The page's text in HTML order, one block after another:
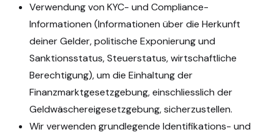
Verwendung von KYC- und Compliance-
Informationen (Informationen über die Herkunft
deiner Gelder, politische Exponierung und
Sanktionsstatus, Steuerstatus, wirtschaftliche
Berechtigung), um die Einhaltung der
Finanzmarktgesetzgebung, einschliesslich der
Geldwäschereigesetzgebung, sicherzustellen.
Wir verwenden grundlegende Identifikations- und